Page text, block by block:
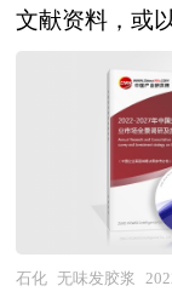
入的了解钢铁
避经营风险，
是从事钢铁行
素进行具体调
效果效益程度
铁行业投资决
以阐述对钢铁
铁行业本质及
铂行业的市场
业的内外部环
况、市场供需
机会风险、发
重点分析了我
将帮助铂企业
铂行业最新发
点，机会点，
文献资料，或
提出论点、分
客观情况，一
分，文字、用
对行业相关各
洞察行业今后
势以及技术标
的症结所在，
石化 无味发胶浆